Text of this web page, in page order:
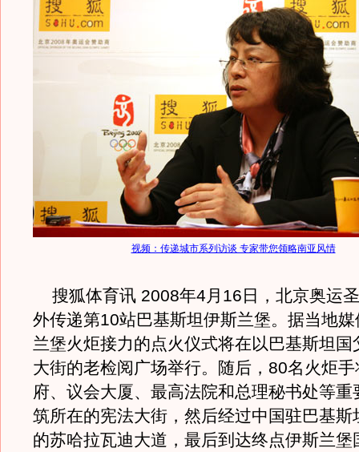
视频：传递城市系列访谈 专家带您领略南亚风情
搜狐体育讯 2008年4月16日，北京奥运
外传递第10站巴基斯坦伊斯兰堡。据当地
兰堡火炬接力的点火仪式将在以巴基斯坦国
大街的老检阅广场举行。随后，80名火炬
府、议会大厦、最高法院和总理秘书处等重
筑所在的宪法大街，然后经过中国驻巴基斯
的苏哈拉瓦迪大道，最后到达终点伊斯兰堡